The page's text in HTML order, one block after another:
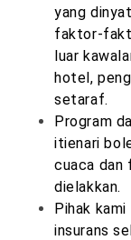
yang
faktor-
luar
hotel,
setaraf.
Program
itienari
cuaca
dielakkan.
Pihak
insurans